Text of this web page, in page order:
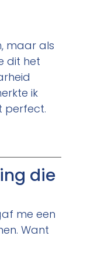
maar als
dit het
ik
perfect.
die
me een
Want